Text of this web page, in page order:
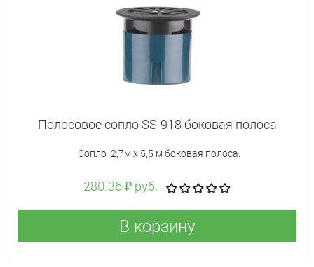
Полосовое cопло SS-918 боковая полоса
Сопло 2,7м х 5,5 м боковая полоса.
280.36 ₽ руб.
В корзину